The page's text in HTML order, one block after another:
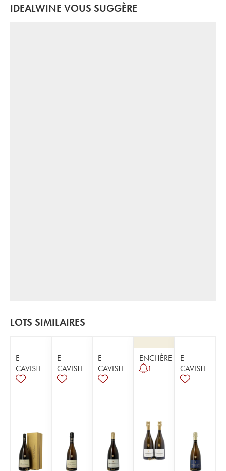
IDEALWINE VOUS SUGGÈRE
LOTS SIMILAIRES
E-
CAVISTE
E-
CAVISTE
E-
CAVISTE
ENCHÈRE
1
E-
CAVISTE